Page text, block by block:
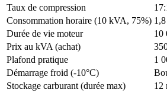
Taux de compression
Consommation horaire (10 kVA, 75%)
Durée de vie moteur
10
Prix au kVA (achat)
Plafond pratique
1
Démarrage froid (-10°C)
Stockage carburant (durée max)
12